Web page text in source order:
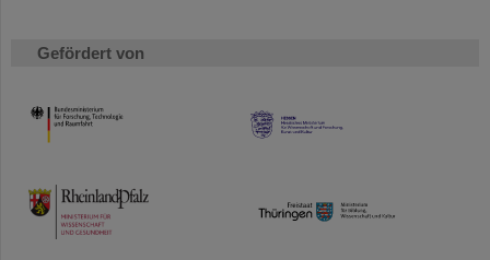
Gefördert von
HMWK
TMWWDG